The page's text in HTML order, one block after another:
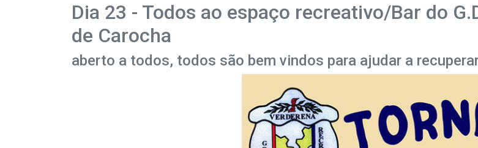
Dia 23 - Todos ao espaço recreativo/Bar do
de Carocha
aberto a todos, todos são bem vindos para ajudar a